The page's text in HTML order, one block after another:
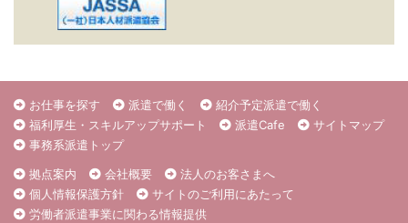
お仕事を探す 派遣で働く
紹介予定派遣で働く
福利厚生・スキルアップサポート
派遣Cafe
サイトマップ
事務系派遣トップ
拠点案内
会社概要
法人のお客さまへ
個人情報保護方針
サイトのご利用にあたって
労働者派遣事業に関わる情報提供